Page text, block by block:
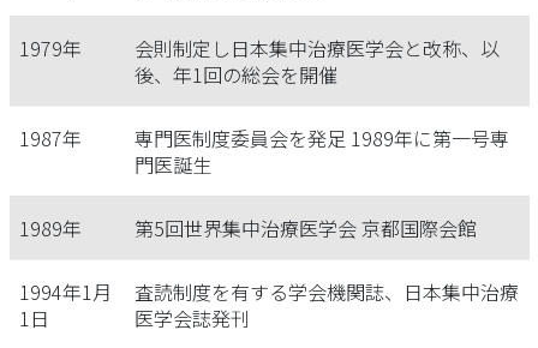
1979年
会則制定し日本集中治療医学会と改称、以
後、年1回の総会を開催
1987年
専門医制度委員会を発足 1989年に第一号専
門医誕生
1989年 第5回世界集中治療医学会 京都国際会館
1994年1月
1日
査読制度を有する学会機関誌、日本集中治療
医学会誌発刊